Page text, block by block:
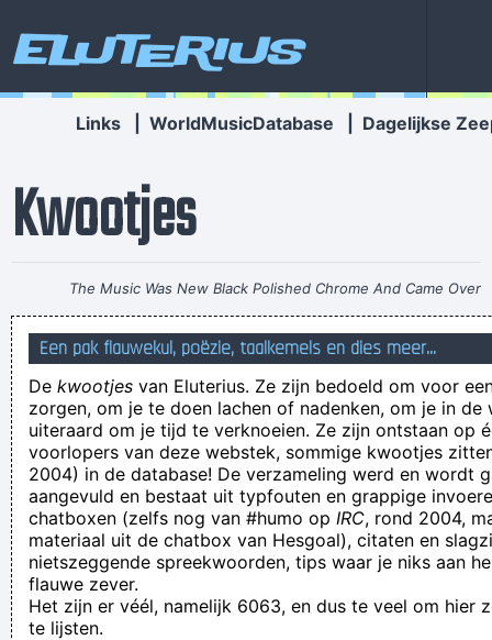
Eluterius
Links WorldMusicDatabase Dagelijkse
Kwootjes
The Music Was New Black Polished Chrome And Came Over
The Summer Like Liquid Night~ Jim Morrison
Soms staat hier een kwootje waarvan je denkt: "Wat
bedoelen ze dáár nu weer mee?"
als ze met modder gooien moet je je bukken
De grootste tegenslag van 2011: 2011.
Méér emoticons asjeblieft! MEER EMOTICONS!
Gent - en vooral Ngadeu - speelde daarnet met vuur, maar
hat kan nu weer even ademenen door de bal in de ploeg te
Imagine being a full grown adult with less scientific acumen
Een pak flauwekul, poëzie, taalkemels en dies meer...
De kwootjes van Eluterius. Ze zijn bedoeld om voor
zorgen, om je te doen lachen of nadenken, om je in de
uiteraard om je tijd te verknoeien. Ze zijn ontstaan op
voorlopers van deze webstek, sommige kwootjes
2004) in de database! De verzameling werd en wordt
aangevuld en bestaat uit typfouten en grappige
chatboxen (zelfs nog van #humo op IRC, rond 2004,
materiaal uit de chatbox van Hesgoal), citaten en
nietszeggende spreekwoorden, tips waar je niks aan
flauwe zever.
Het zijn er véél, namelijk 6063, en dus te veel om hier
te lijsten.